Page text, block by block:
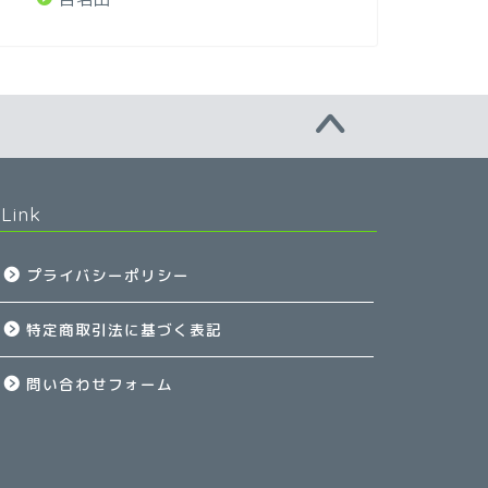
Link
プライバシーポリシー
特定商取引法に基づく表記
問い合わせフォーム